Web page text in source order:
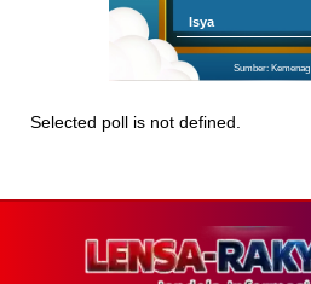
Isya
Sumber: Kemenag
Selected poll is not defined.